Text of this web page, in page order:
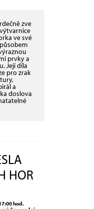
zve
ve své
prvky a
Její díla
pro zrak
a
doslova
HOR
hod.